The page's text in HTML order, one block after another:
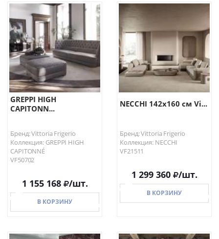
В КОРЗИНУ
GREPPI HIGH
CAPITONN...
Бренд: Vittoria Frigerio
Коллекция: GREPPI HIGH
CAPITONNÉ
VF50702
1 155 168 /шт.
В КОРЗИНУ
NECCHI 142х160 см Vi...
Бренд: Vittoria Frigerio
Коллекция: NECCHI
VF21511
1 299 360 /шт.
В КОРЗИНУ